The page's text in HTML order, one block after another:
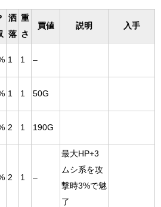
洒
落
重
さ
買値 説明 入手
1 1 –
1 1 50G
2 1 190G
2 1 –
最大HP+3
ムシ系を攻
撃時3%で魅
了